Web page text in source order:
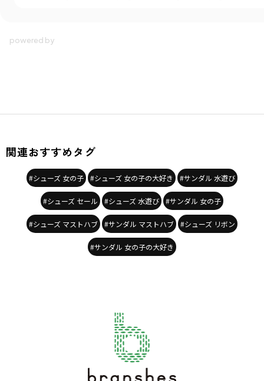
関連おすすめタグ
#シューズ 女の子 #シューズ 女の子の大好き #サンダル 水遊び
#シューズ セール #シューズ 水遊び #サンダル 女の子
#シューズ マストハブ #サンダル マストハブ #シューズ リボン
#サンダル 女の子の大好き